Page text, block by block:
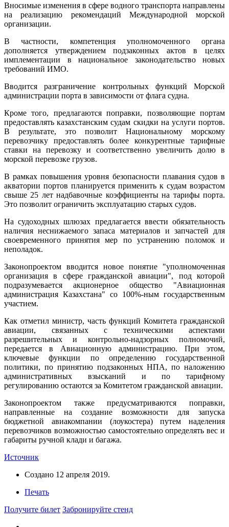
Вносимые изменения в сфере водного транспорта направлены
на реализацию рекомендаций Международной морской
организации.
В частности, компетенция уполномоченного органа
дополняется утверждением подзаконных актов в целях
имплементации в национальное законодательство новых
требований ИМО.
Вводится разграничение контрольных функций Морской
администрации порта в зависимости от флага судна.
Кроме того, предлагаются поправки, позволяющие портам
предоставлять казахстанским судам скидки на услуги портов.
В результате, это позволит Национальному морскому
перевозчику предоставлять более конкурентные тарифные
ставки на перевозку и соответственно увеличить долю в
морской перевозке грузов.
В рамках повышения уровня безопасности плавания судов в
акватории портов планируется применить к судам возрастом
свыше 25 лет надбавочные коэффициенты на тарифы порта.
Это позволит ограничить эксплуатацию старых судов.
На судоходных шлюзах предлагается ввести обязательность
наличия неснижаемого запаса материалов и запчастей для
своевременного принятия мер по устранению поломок и
неполадок.
Законопроектом вводится новое понятие "уполномоченная
организация в сфере гражданской авиации", под которой
подразумевается акционерное общество "Авиационная
администрация Казахстана" со 100%-ным государственным
участием.
Как отметил министр, часть функций Комитета гражданской
авиации, связанных с техническими аспектами
разрешительных и контрольно-надзорных полномочий,
передается в Авиационную администрацию. При этом,
ключевые функции по определению государственной
политики, по принятию подзаконных НПА, по наложению
административных взысканий и по тарифному
регулированию остаются за Комитетом гражданской авиации.
Законопроектом также предусматриваются поправки,
направленные на создание возможности для запуска
бюджетной авиакомпании (лоукостера) путем наделения
перевозчиков возможностью самостоятельно определять вес и
габариты ручной клади и багажа.
Источник
Создано 12 апреля 2019.
Печать
Получите билет Забронируйте стенд